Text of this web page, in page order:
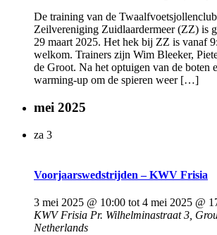
De training van de
Zeilvereniging Zuidlaardermeer (ZZ) is
29 maart 2025. Het hek bij ZZ is vanaf
welkom. Trainers zijn Wim Bleeker,
de Groot. Na het optuigen van de boten
warming-up om de spieren weer […]
mei 2025
za 3
Voorjaarswedstrijden – KWV Frisia
3 mei 2025 @ 10:00 tot 4 mei 2025 @
KWV Frisia Pr. Wilhelminastraat 3,
Netherlands